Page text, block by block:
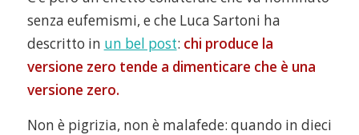
senza eufemismi, e che Luca Sartoni ha
descritto in un bel post: chi produce la
versione zero tende a dimenticare che è una
versione zero.
Non è pigrizia, non è malafede: quando in dieci